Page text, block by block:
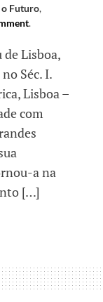
Futuro,
.
de Lisboa,
Séc. I.
Lisboa –
com
a na
[…]